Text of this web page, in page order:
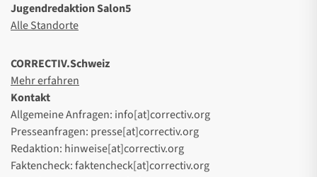
Jugendredaktion Salon5
Alle Standorte
CORRECTIV.Schweiz
Mehr erfahren
Kontakt
Allgemeine Anfragen: info[at]correctiv.org
Presseanfragen: presse[at]correctiv.org
Redaktion: hinweise[at]correctiv.org
Faktencheck: faktencheck[at]correctiv.org